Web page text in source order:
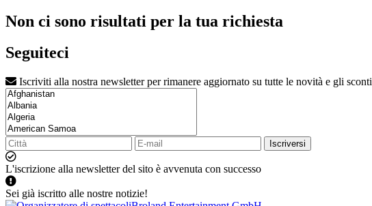
Non ci sono risultati per la tua richiesta
Seguiteci
Iscriviti alla nostra newsletter per rimanere aggiornato su tutte le novità e gli sconti
Iscriversi
L'iscrizione alla newsletter del sito è avvenuta con successo
Sei già iscritto alle nostre notizie!